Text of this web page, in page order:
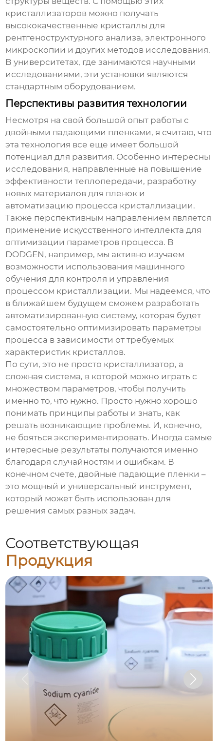
кристаллизаторов можно получать
высококачественные кристаллы для
рентгеноструктурного анализа, электронного
микроскопии и других методов исследования.
В университетах, где занимаются научными
исследованиями, эти установки являются
стандартным оборудованием.
Перспективы развития технологии
Несмотря на свой большой опыт работы с
двойными падающими пленками, я считаю, что
эта технология все еще имеет большой
потенциал для развития. Особенно интересны
исследования, направленные на повышение
эффективности теплопередачи, разработку
новых материалов для пленок и
автоматизацию процесса кристаллизации.
Также перспективным направлением является
применение искусственного интеллекта для
оптимизации параметров процесса. В
DODGEN, например, мы активно изучаем
возможности использования машинного
обучения для контроля и управления
процессом кристаллизации. Мы надеемся, что
в ближайшем будущем сможем разработать
автоматизированную систему, которая будет
самостоятельно оптимизировать параметры
процесса в зависимости от требуемых
характеристик кристаллов.
По сути, это не просто кристаллизатор, а
сложная система, в которой можно играть с
множеством параметров, чтобы получить
именно то, что нужно. Просто нужно хорошо
понимать принципы работы и знать, как
решать возникающие проблемы. И, конечно,
не бояться экспериментировать. Иногда самые
интересные результаты получаются именно
благодаря случайностям и ошибкам. В
конечном счете,двойные падающие пленки –
это мощный и универсальный инструмент,
который может быть использован для
решения самых разных задач.
Соответствующая
Продукция